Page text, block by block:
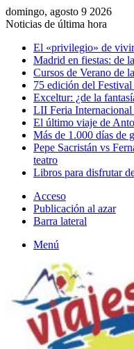
domingo, agosto 9 2026
Noticias de última hora
El «privilegio» de vivir
Madrid en fiestas: de
Cursos de Verano de
75 edición del
Exceltur: ¿de la
LII Feria Internacional
El último viaje de
Más de 1.000 días de
Pepe Sacristán vs
teatro
Libros para disfrutar
Acceso
Publicación al azar
Barra lateral
Menú